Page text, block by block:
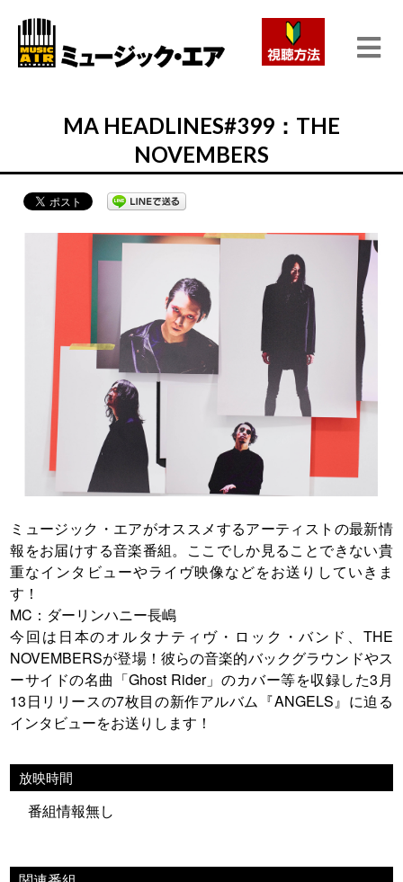
MA HEADLINES#399：THE
NOVEMBERS
ミュージック・エアがオススメするアーティストの最新情
報をお届けする音楽番組。ここでしか見ることできない貴
重なインタビューやライヴ映像などをお送りしていきま
す！
MC：ダーリンハニー長嶋
今回は日本のオルタナティヴ・ロック・バンド、THE
NOVEMBERSが登場！彼らの音楽的バックグラウンドやス
ーサイドの名曲「Ghost Rider」のカバー等を収録した3月
13日リリースの7枚目の新作アルバム『ANGELS』に迫る
インタビューをお送りします！
放映時間
番組情報無し